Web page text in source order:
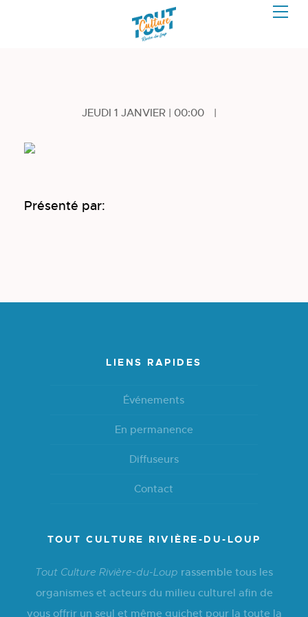
JEUDI 1 JANVIER | 00:00 |
Présenté par:
LIENS RAPIDES
Événements
En permanence
Diffuseurs
Contact
TOUT CULTURE RIVIÈRE-DU-LOUP
Tout Culture Rivière-du-Loup rassemble tous les
organismes et acteurs du milieu culturel afin de
vous offrir un seul et même guichet pour la toute la